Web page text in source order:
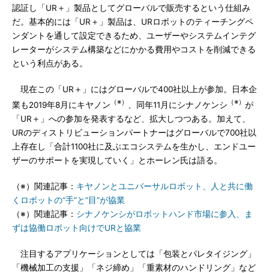
認証し「UR＋」製品としてグローバルで販売するという仕組み
だ。基本的には「UR＋」製品は、URロボットのティーチングペ
ンダントを通して設定できるため、ユーザーやシステムインテグ
レーターがシステム構築などにかかる費用やコストを削減できる
という利点がある。
現在この「UR＋」にはグローバルで400社以上が参加。日本企
業も2019年8月にキヤノン （※） 、同年11月にシナノケンシ （※） が
「UR＋」への参加を発表するなど、拡大しつつある。加えて、
URのディストリビューションパートナーはグローバルで700社以
上存在し「合計1100社に及ぶエコシステムを生かし、エンドユー
ザーのサポートを実現していく」とホーレン氏は語る。
（※）関連記事： キヤノンとユニバーサルロボット、人と共に働
くロボットの“手”と“目”が協業
（※）関連記事： シナノケンシがロボットハンド市場に参入、ま
ずは協働ロボット向けでURと協業
注目するアプリケーションとしては「包装とパレタイジング」
「機械加工の支援」「ネジ締め」「重素材のハンドリング」など